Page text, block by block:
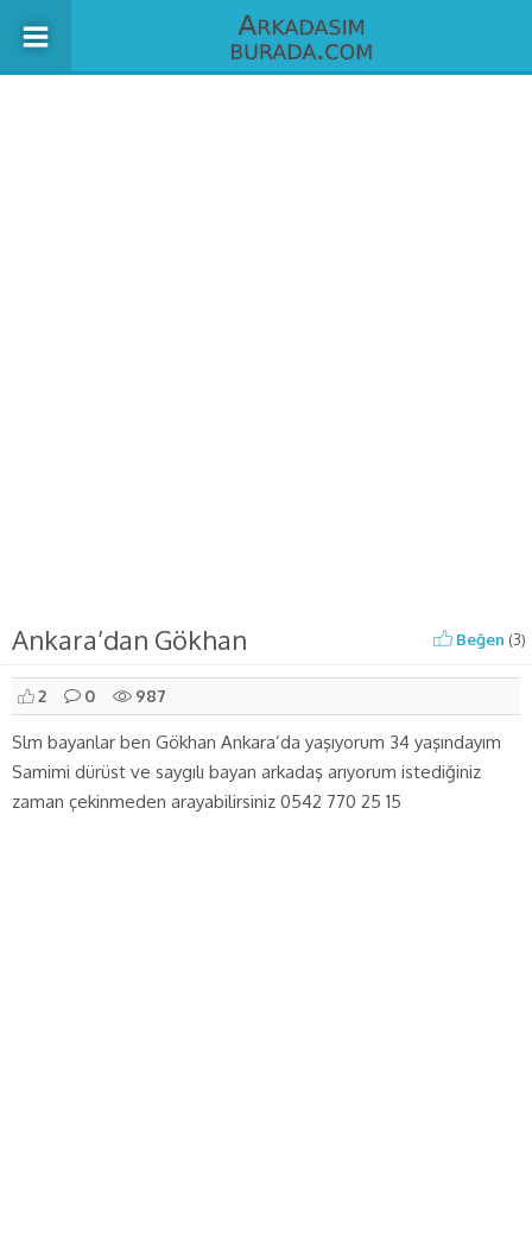
Ankara’dan Gökhan Beğen (3)
2 0 987
Slm bayanlar ben Gökhan Ankara’da yaşıyorum 34 yaşındayım
Samimi dürüst ve saygılı bayan arkadaş arıyorum istediğiniz
zaman çekinmeden arayabilirsiniz 0542 770 25 15